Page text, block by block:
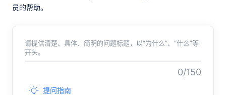
员的帮助。
请提供清楚、具体、简明的问题标题，以“为什么”、“什么”等
开头。
0/150
提问指南